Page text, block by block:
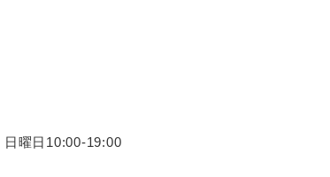
曜日10:00-19:00